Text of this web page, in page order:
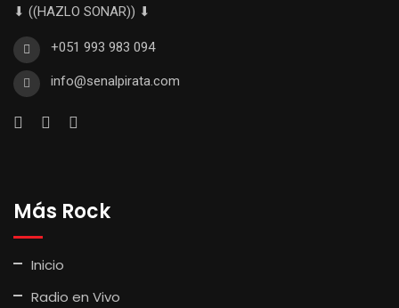
⬇ ((HAZLO SONAR)) ⬇
+051 993 983 094
info@senalpirata.com
Más Rock
Inicio
Radio en Vivo